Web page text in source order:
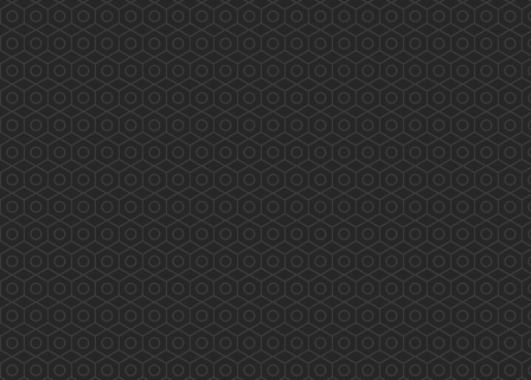
More
香港藥學會疫苗注射外展工作 (2019.11.29)
香港藥學會疫苗注射外展工作 香港藥學會成員
完成學會舉辦的「疫苗注射訓練課程及實踐」計
劃後，正式參與了衛生署疫苗資助計劃。由課
程、實習、外展疫苗注射等都已完滿完成。我們
很高興已有十二位香港藥學會的藥劑師完全掌握
疫苗注射的技巧、熟悉流程及處理危機的方法。
香港藥學會的藥劑師已完成超過600個疫苗注射
工作。 本會的藥劑師曾參與美國、英國及本會
的疫...
More
Understanding the Electronic Health Record
Sharing System- New Milestone New Horizon
(2019.09.13)
...
More